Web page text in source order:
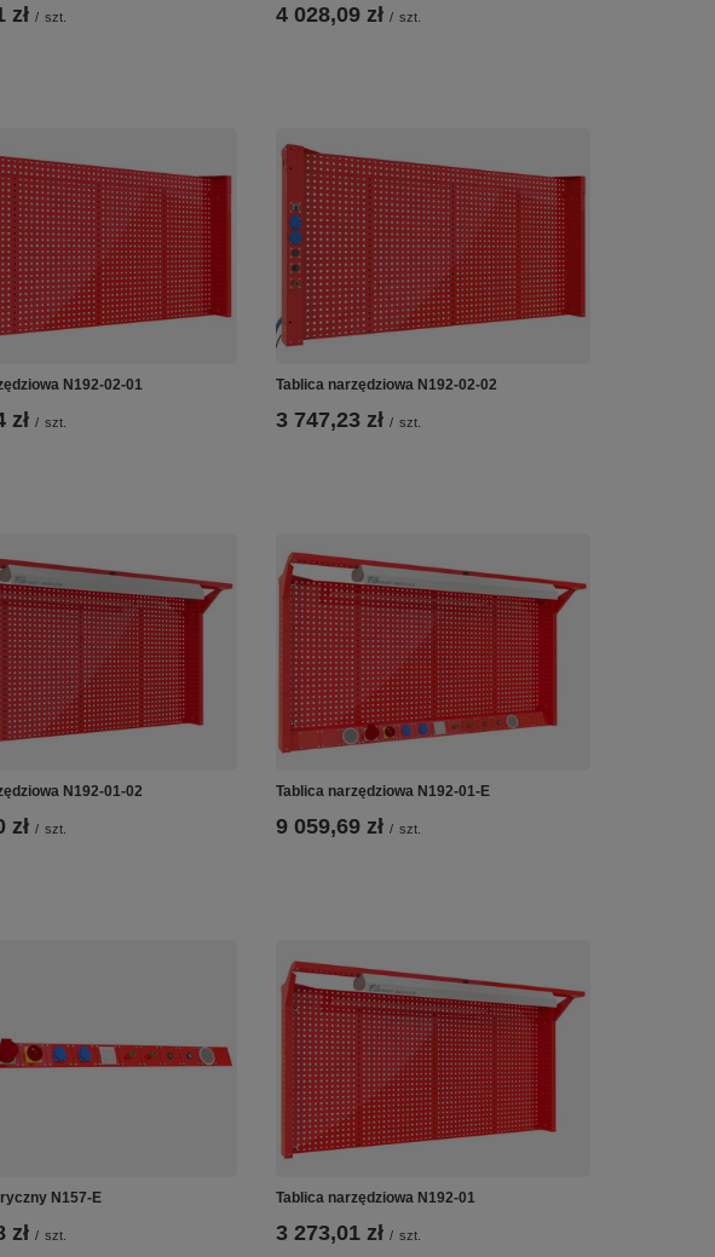
zł / szt. 4 028,09 zł / szt.
N192-02-01
zł / szt.
Tablica narzędziowa N192-02-02
3 747,23 zł / szt.
N192-01-02
zł / szt.
Tablica narzędziowa N192-01-E
9 059,69 zł / szt.
N157-E
zł / szt.
Tablica narzędziowa N192-01
3 273,01 zł / szt.